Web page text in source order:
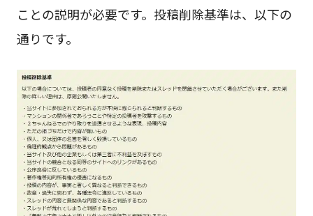
ことの説明が必要です。投稿削除基準は、以下の
通りです。